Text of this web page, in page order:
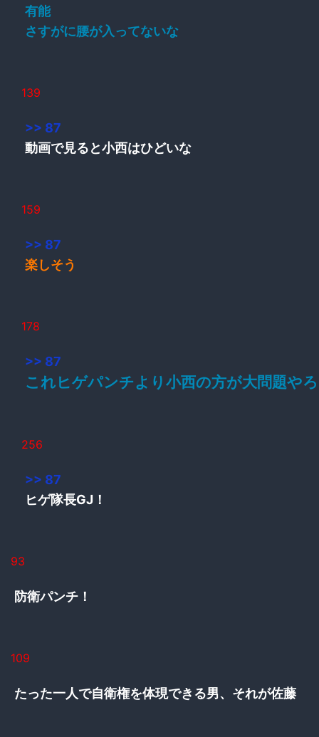
有能
さすがに腰が入ってないな
139
>> 87
動画で見ると小西はひどいな
159
>> 87
楽しそう
178
>> 87
これヒゲパンチより小西の方が大問題やろ
256
>> 87
ヒゲ隊長GJ！
93
防衛パンチ！
109
たった一人で自衛権を体現できる男、それが佐藤